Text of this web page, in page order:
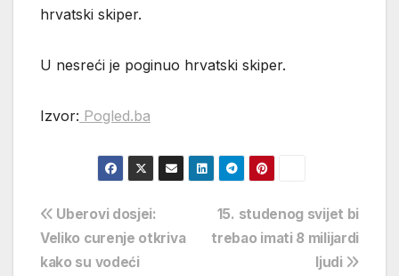
hrvatski skiper.
U nesreći je poginuo hrvatski skiper.
Izvor: Pogled.ba
Navigacija
objava
15. studenog svijet bi
trebao imati 8 milijardi
ljudi
Uberovi dosjei:
Veliko curenje otkriva
kako su vodeći